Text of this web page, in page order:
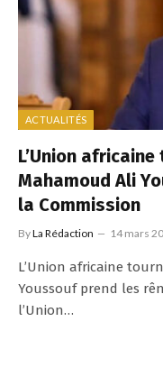
ACTUALITÉS
L’Union
Mahamoud Ali
la Commission
ByLa Rédaction 14 mars
L’Union africaine
Youssouf prend les
l’Union…